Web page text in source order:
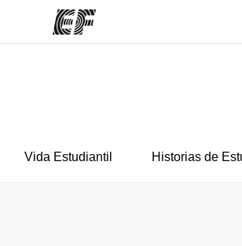
Vida Estudiantil Historias de